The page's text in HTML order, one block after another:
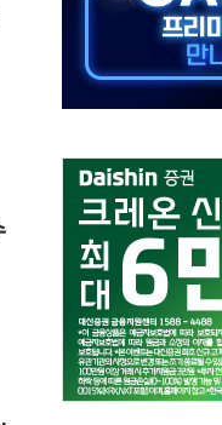
표면 부식 물질"
에 진화...외국인 노동자 숨져